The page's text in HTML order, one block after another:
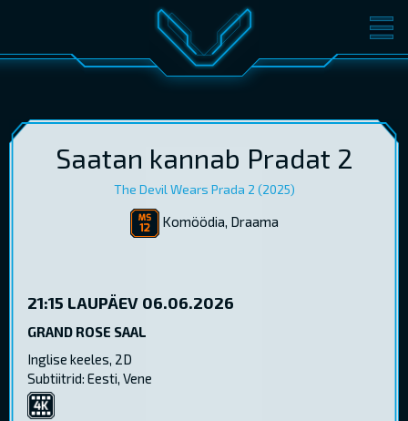
FILMID PILETID
KONVERENTS V-KLUBI
KINKEKAARDID
Saatan kannab Pradat 2
The Devil Wears Prada 2 (2025)
Komöödia, Draama
21:15 LAUPÄEV 06.06.2026
GRAND ROSE SAAL
Inglise keeles, 2D
Subtiitrid: Eesti, Vene